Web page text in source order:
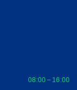
08:00 – 16:00